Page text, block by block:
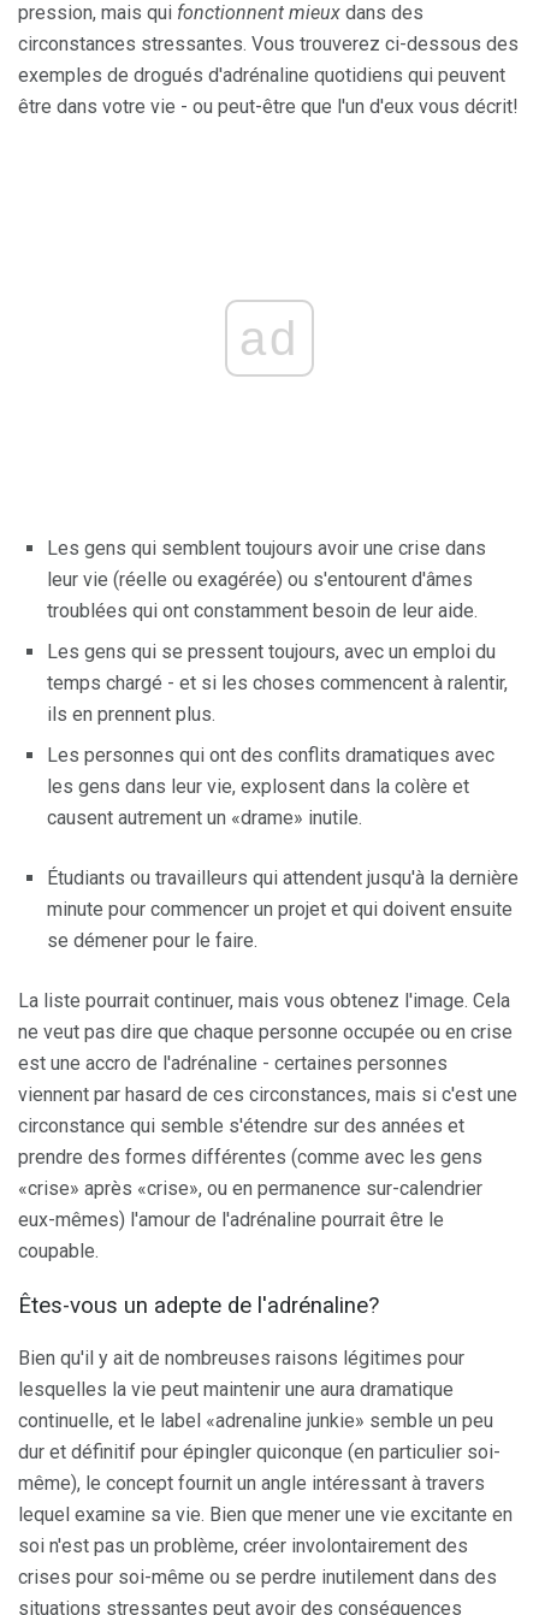
pression, mais qui fonctionnent mieux dans des
circonstances stressantes. Vous trouverez ci-dessous des
exemples de drogués d'adrénaline quotidiens qui peuvent
être dans votre vie - ou peut-être que l'un d'eux vous décrit!
ad
Les gens qui semblent toujours avoir une crise dans
leur vie (réelle ou exagérée) ou s'entourent d'âmes
troublées qui ont constamment besoin de leur aide.
Les gens qui se pressent toujours, avec un emploi du
temps chargé - et si les choses commencent à ralentir,
ils en prennent plus.
Les personnes qui ont des conflits dramatiques avec
les gens dans leur vie, explosent dans la colère et
causent autrement un «drame» inutile.
Étudiants ou travailleurs qui attendent jusqu'à la dernière
minute pour commencer un projet et qui doivent ensuite
se démener pour le faire.
La liste pourrait continuer, mais vous obtenez l'image. Cela
ne veut pas dire que chaque personne occupée ou en crise
est une accro de l'adrénaline - certaines personnes
viennent par hasard de ces circonstances, mais si c'est une
circonstance qui semble s'étendre sur des années et
prendre des formes différentes (comme avec les gens
«crise» après «crise», ou en permanence sur-calendrier
eux-mêmes) l'amour de l'adrénaline pourrait être le
coupable.
Êtes-vous un adepte de l'adrénaline?
Bien qu'il y ait de nombreuses raisons légitimes pour
lesquelles la vie peut maintenir une aura dramatique
continuelle, et le label «adrenaline junkie» semble un peu
dur et définitif pour épingler quiconque (en particulier soi-
même), le concept fournit un angle intéressant à travers
lequel examine sa vie. Bien que mener une vie excitante en
soi n'est pas un problème, créer involontairement des
crises pour soi-même ou se perdre inutilement dans des
situations stressantes peut avoir des conséquences